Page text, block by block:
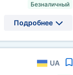
Безналичный
Подробнее
UA